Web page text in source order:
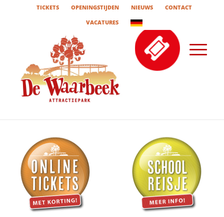
TICKETS OPENINGSTIJDEN NIEUWS
CONTACT
VACATURES